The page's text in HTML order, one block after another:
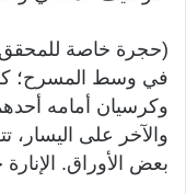
(حجرة خاصة
في وسط المسرح؛
وكرسيان أمامه
والآخر على
بعض الأوراق.